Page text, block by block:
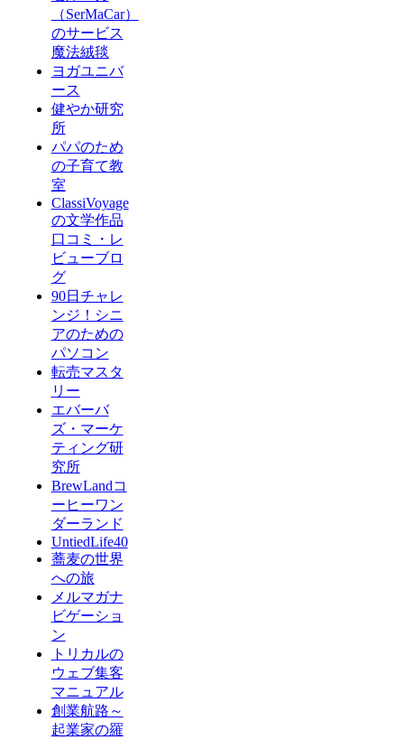
（SerMaCar）
のサービス
魔法絨毯
ヨガユニバ
ース
健やか研究
所
パパのため
の子育て教
室
ClassiVoyage
の文学作品
口コミ・レ
ビューブロ
グ
90日チャレ
ンジ！シニ
アのための
パソコン
転売マスタ
リー
エバーバ
ズ・マーケ
ティング研
究所
BrewLandコ
ーヒーワン
ダーランド
UntiedLife40
蕎麦の世界
への旅
メルマガナ
ビゲーショ
ン
トリカルの
ウェブ集客
マニュアル
創業航路～
起業家の羅